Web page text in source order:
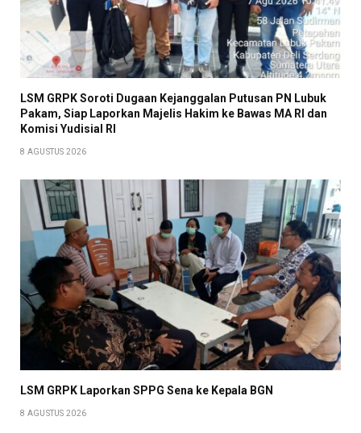
LSM GRPK Soroti Dugaan Kejanggalan Putusan PN Lubuk
Pakam, Siap Laporkan Majelis Hakim ke Bawas MA RI dan
Komisi Yudisial RI
8 AGUSTUS 2026
LSM GRPK Laporkan SPPG Sena ke Kepala BGN
8 AGUSTUS 2026